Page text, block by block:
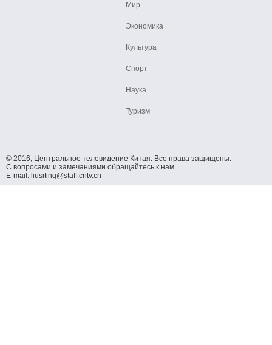
Мир
Экономика
Культура
Спорт
Наука
Туризм
© 2016, Центральное телевидение Китая. Все права защищены.
С вопросами и замечаниями обращайтесь к нам.
E-mail: liusiting@staff.cntv.cn